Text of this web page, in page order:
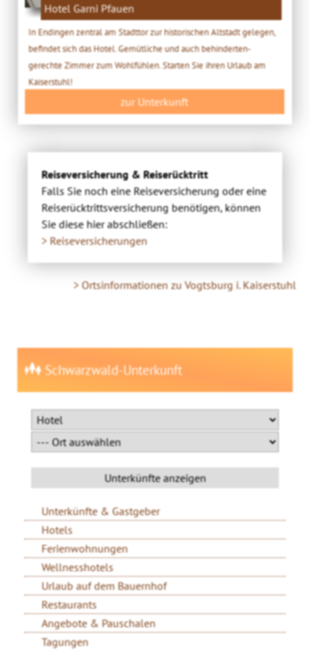
Hotel Garni Pfauen
In Endingen zentral am Stadttor zur historischen Altstadt gelegen,
befindet sich das Hotel. Gemütliche und auch behinderten-
gerechte Zimmer zum Wohlfühlen. Starten Sie ihren Urlaub am
Kaiserstuhl!
zur Unterkunft
Reiseversicherung & Reiserücktritt
Falls Sie noch eine Reiseversicherung oder eine
Reiserücktrittsversicherung benötigen, können
Sie diese hier abschließen:
> Reiseversicherungen
> Ortsinformationen zu Vogtsburg i. Kaiserstuhl
Schwarzwald-Unterkunft
Unterkünfte & Gastgeber
Hotels
Ferienwohnungen
Wellnesshotels
Urlaub auf dem Bauernhof
Restaurants
Angebote & Pauschalen
Tagungen